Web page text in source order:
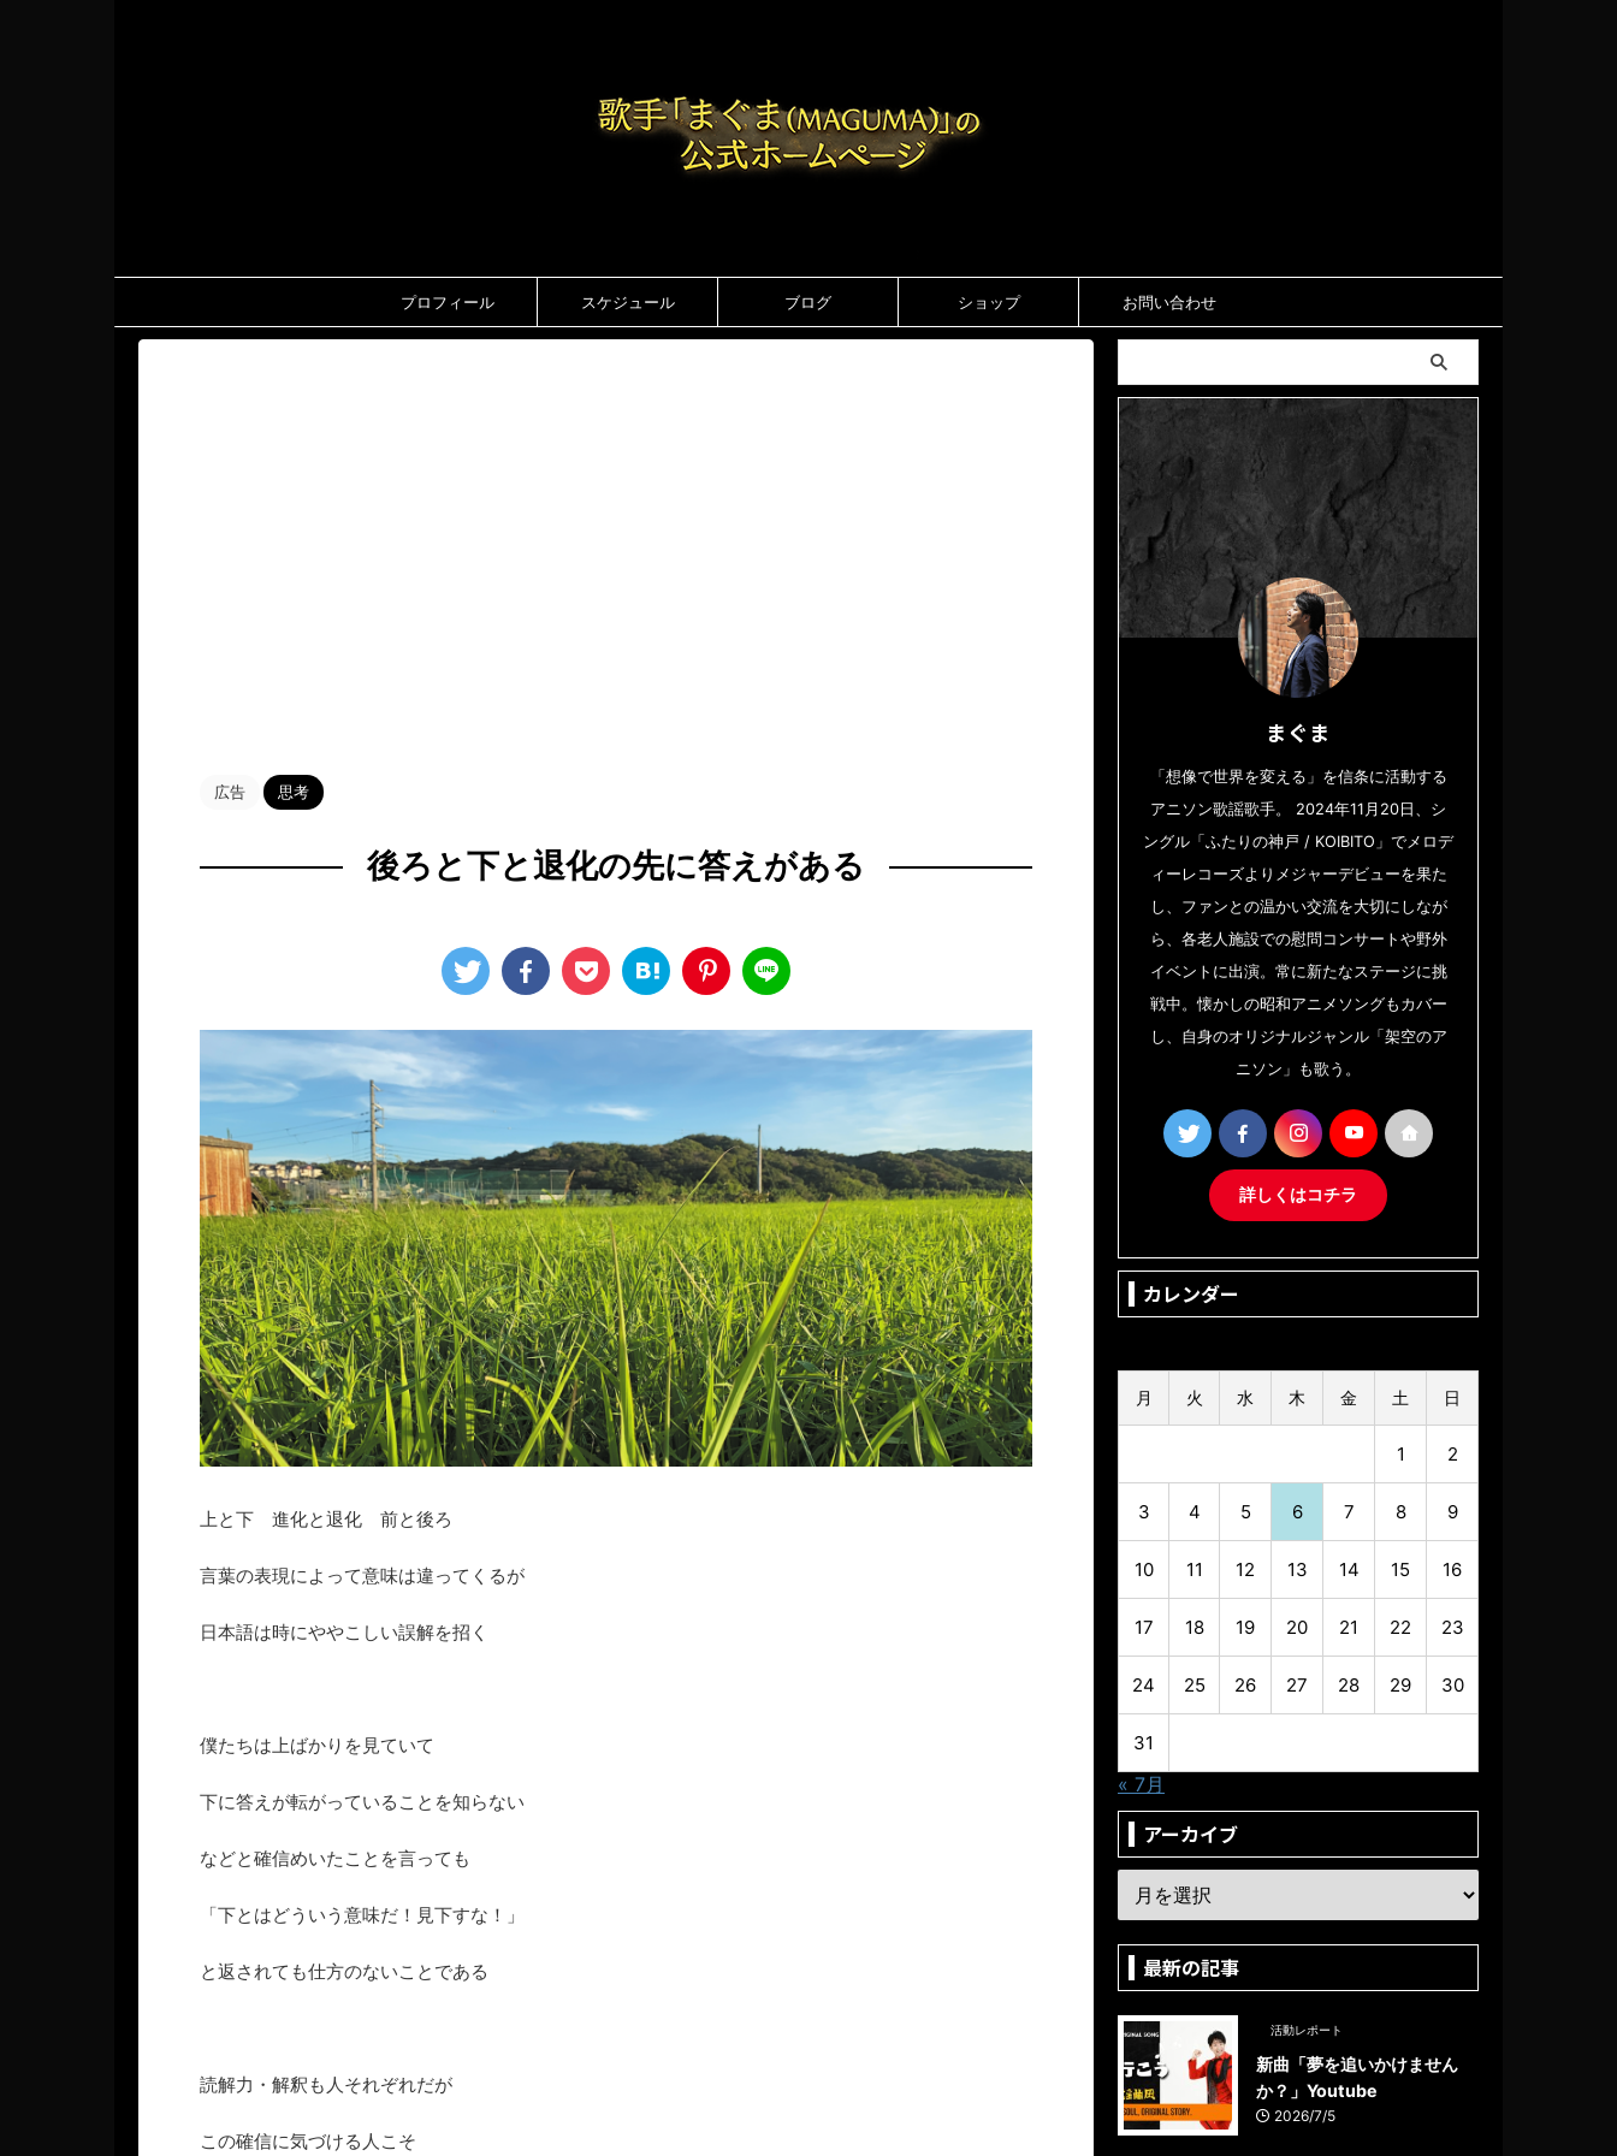
プロフィール スケジュール ブログ ショップ お問い合わせ
広告 思考
後ろと下と退化の先に答えがある
上と下 進化と退化 前と後ろ
言葉の表現によって意味は違ってくるが
日本語は時にややこしい誤解を招く
僕たちは上ばかりを見ていて
下に答えが転がっていることを知らない
などと確信めいたことを言っても
「下とはどういう意味だ！見下すな！」
と返されても仕方のないことである
読解力・解釈も人それぞれだが
この確信に気づける人こそ
まぐま
「想像で世界を変える」を信条に活動する
アニソン歌謡歌手。 2024年11月20日、シ
ングル「ふたりの神戸 / KOIBITO」でメロデ
ィーレコーズよりメジャーデビューを果た
し、ファンとの温かい交流を大切にしなが
ら、各老人施設での慰問コンサートや野外
イベントに出演。常に新たなステージに挑
戦中。懐かしの昭和アニメソングもカバー
し、自身のオリジナルジャンル「架空のア
ニソン」も歌う。
詳しくはコチラ
カレンダー
月 火 水 木 金 土 日
1 2
3 4 5 6 7 8 9
10 11 12 13 14 15 16
17 18 19 20 21 22 23
24 25 26 27 28 29 30
31
« 7月
アーカイブ
最新の記事
活動レポート
新曲「夢を追いかけません
か？」Youtube
2026/7/5